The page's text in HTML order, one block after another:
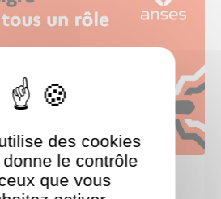
des cookies
le contrôle
que vous